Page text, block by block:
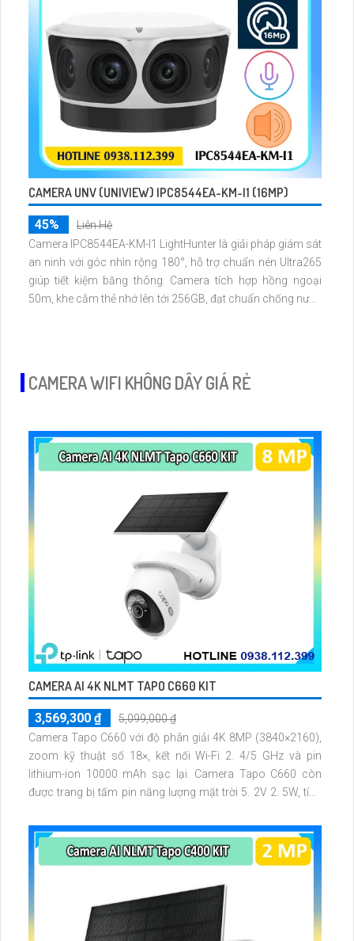
CAMERA UNV (UNIVIEW) IPC8544EA-KM-I1 (16MP)
45%
Liên Hệ
Camera IPC8544EA-KM-I1 LightHunter là giải pháp giám sát
an ninh với góc nhìn rộng 180°, hỗ trợ chuẩn nén Ultra265
giúp tiết kiệm băng thông. Camera tích hợp hồng ngoại
50m, khe cắm thẻ nhớ lên tới 256GB, đạt chuẩn chống nước
CAMERA WIFI KHÔNG DÂY GIÁ RẺ
CAMERA AI 4K NLMT TAPO C660 KIT
3,569,300 ₫
5,099,000 ₫
Camera Tapo C660 với độ phân giải 4K 8MP (3840×2160),
zoom kỹ thuật số 18×, kết nối Wi-Fi 2. 4/5 GHz và pin
lithium-ion 10000 mAh sạc lại. Camera Tapo C660 còn
được trang bị tấm pin năng lượng mặt trời 5. 2V 2. 5W, tích
microSD tối đa 512 GB